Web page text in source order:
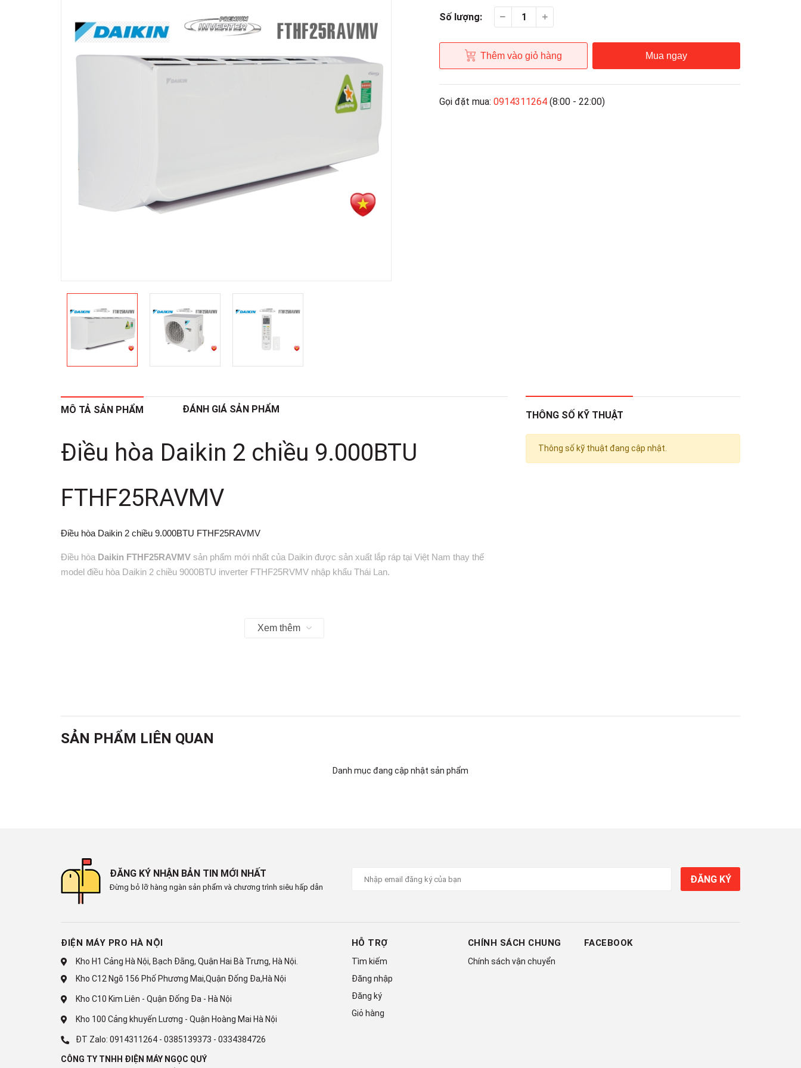
Số lượng:
Thêm vào giỏ hàng Mua ngay
Gọi đặt mua: 0914311264 (8:00 - 22:00)
MÔ TẢ SẢN PHẨM ĐÁNH GIÁ SẢN PHẨM
Điều hòa Daikin 2 chiều 9.000BTU
FTHF25RAVMV
Điều hòa Daikin 2 chiều 9.000BTU FTHF25RAVMV
Điều hòa Daikin FTHF25RAVMV sản phẩm mới nhất của Daikin được sản xuất lắp ráp tại Việt Nam thay thế
model điều hòa Daikin 2 chiều 9000BTU inverter FTHF25RVMV nhập khẩu Thái Lan.
lạnh vào mùa hè, ấm áp vào mùa đông. Daikin FTHF25RAVMV rất phù hợp với đặc thù thời tiết khí hậu Miền Bắc
Xem thêm
THÔNG SỐ KỸ THUẬT
Thông số kỹ thuật đang cập nhật.
SẢN PHẨM LIÊN QUAN
Danh mục đang cập nhật sản phẩm
ĐĂNG KÝ NHẬN BẢN TIN MỚI NHẤT
Đừng bỏ lỡ hàng ngàn sản phẩm và chương trình siêu hấp dẫn
ĐĂNG KÝ
ĐIỆN MÁY PRO HÀ NỘI
Kho H1 Cảng Hà Nội, Bạch Đằng, Quận Hai Bà Trưng, Hà Nội.
Kho C12 Ngõ 156 Phố Phương Mai,Quận Đống Đa,Hà Nội
Kho C10 Kim Liên - Quận Đống Đa - Hà Nội
Kho 100 Cảng khuyến Lương - Quận Hoàng Mai Hà Nội
ĐT Zalo: 0914311264 - 0385139373 - 0334384726
CÔNG TY TNHH ĐIỆN MÁY NGỌC QUÝ
HỖ TRỢ
Tìm kiếm
Đăng nhập
Đăng ký
Giỏ hàng
CHÍNH SÁCH CHUNG
Chính sách vận chuyển
FACEBOOK